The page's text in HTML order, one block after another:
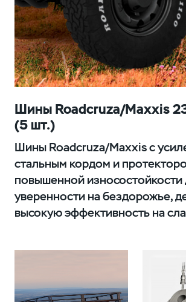
Шины Roadcruza/Maxxis
(5 шт.)
Шины Roadcruza/Maxxis с
стальным кордом и
повышенной
уверенности на бездорожье,
высокую эффективность на